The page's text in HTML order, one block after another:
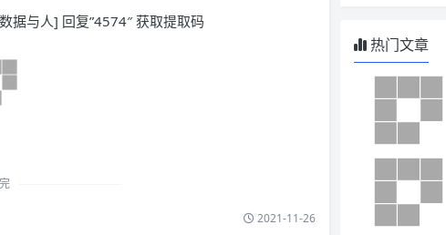
据与人] 回复”4574″ 获取提取码
2021-11-26
热门文章